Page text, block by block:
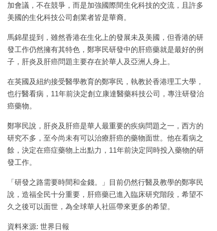
加會議，不在競爭，而是加強國際間生化科技的交流，且許多
美國的生化科技公司創業者皆是華裔。
馬錦星提到，雖然香港在生化上的發展未及美國，但香港的研
發工作仍然擁有其特色，鄭寧民研發中的肝癌藥就是最好的例
子，肝炎及肝癌問題主要存在於華人及亞洲人身上。
在英國及紐約接受醫學教育的鄭寧民，執教於香港理工大學，
也行醫看病，11年前決定創立康達醫藥科技公司，專注研發治
癌藥物。
鄭寧民說，肝炎及肝癌是華人最重要的疾病問題之一，西方的
研究不多，至今尚未有可以治療肝癌的藥物面世。他在看病之
餘，決定在癌症藥物上出點力，11年前決定同時投入藥物的研
發工作。
「研發之路需要時間和金錢。」目前仍然行醫及教學的鄭寧民
說，造福全民十分重要，肝癌藥已進入臨床研究階段，希望不
久之後可以面世，為全球華人社區帶來更多的希望。
資料來源: 世界日報